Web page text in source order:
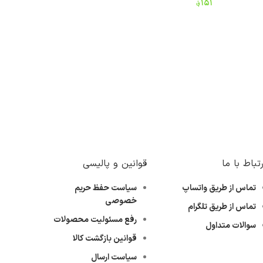
۱۵۱؋
با ما
تماس از طریق واتساپ
تماس از طریق تلگرام
سوالات متداول
قوانین و پالیسی
سیاست حفظ حریم
خصوصی
رفع مسئولیت محصولات
قوانین بازگشت کالا
سیاست ارسال